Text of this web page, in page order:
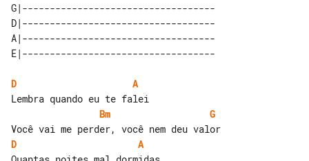
G|-----------------------------------
D|-----------------------------------
A|-----------------------------------
D
A
Bm
G
D
A